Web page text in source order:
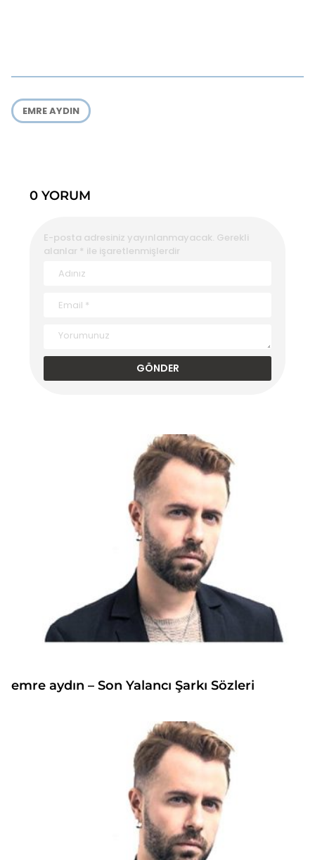
EMRE AYDIN
0 YORUM
E-posta adresiniz yayınlanmayacak. Gerekli
alanlar * ile işaretlenmişlerdir
emre aydın – Son Yalancı Şarkı Sözleri